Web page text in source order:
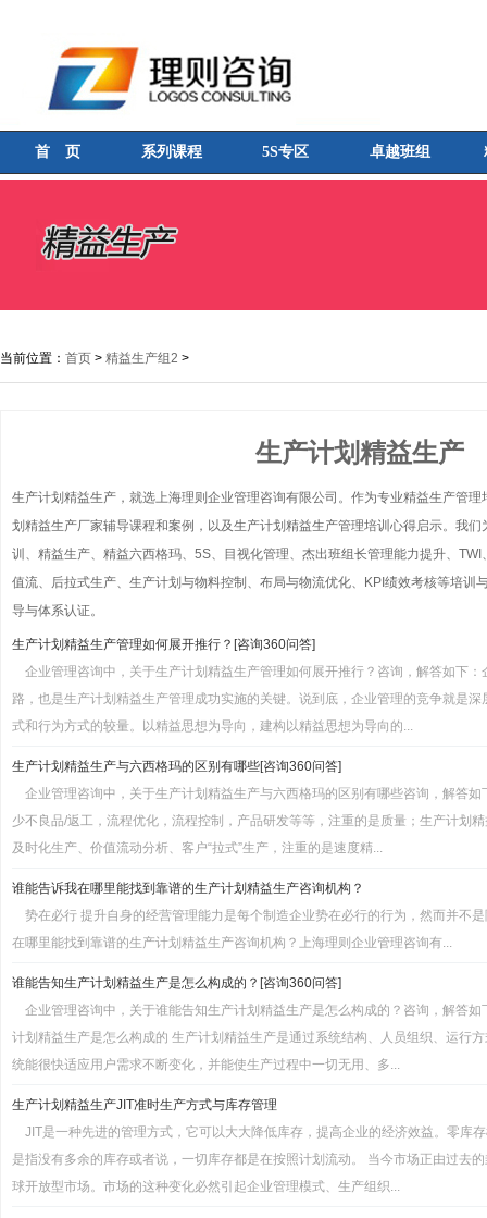
首 页 系列课程 5S专区 卓越班组
当前位置： 首页 > 精益生产组2 >
生产计划精益生产
生产计划精益生产，就选上海理则企业管理咨询有限公司。作为专业精益生产管
划精益生产厂家辅导课程和案例，以及生产计划精益生产管理培训心得启示。我
训、精益生产、精益六西格玛、5S、目视化管理、杰出班组长管理能力提升、
值流、后拉式生产、生产计划与物料控制、布局与物流优化、KPI绩效考核等培训
导与体系认证。
生产计划精益生产管理如何展开推行？[咨询360问答]
企业管理咨询中，关于生产计划精益生产管理如何展开推行？咨询，解答如下
路，也是生产计划精益生产管理成功实施的关键。说到底，企业管理的竞争就是
式和行为方式的较量。以精益思想为导向，建构以精益思想为导向的...
生产计划精益生产与六西格玛的区别有哪些[咨询360问答]
企业管理咨询中，关于生产计划精益生产与六西格玛的区别有哪些咨询，解答
少不良品/返工，流程优化，流程控制，产品研发等等，注重的是质量；生产计划
及时化生产、价值流动分析、客户“拉式”生产，注重的是速度精...
谁能告诉我在哪里能找到靠谱的生产计划精益生产咨询机构？
势在必行 提升自身的经营管理能力是每个制造企业势在必行的行为，然而并不
在哪里能找到靠谱的生产计划精益生产咨询机构？上海理则企业管理咨询有...
谁能告知生产计划精益生产是怎么构成的？[咨询360问答]
企业管理咨询中，关于谁能告知生产计划精益生产是怎么构成的？咨询，解答
计划精益生产是怎么构成的 生产计划精益生产是通过系统结构、人员组织、运行
统能很快适应用户需求不断变化，并能使生产过程中一切无用、多...
生产计划精益生产JIT准时生产方式与库存管理
JIT是一种先进的管理方式，它可以大大降低库存，提高企业的经济效益。零库
是指没有多余的库存或者说，一切库存都是在按照计划流动。 当今市场正由过去
球开放型市场。市场的这种变化必然引起企业管理模式、生产组织...